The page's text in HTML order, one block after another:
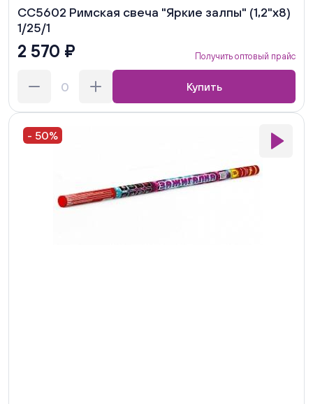
СС5602 Римская свеча "Яркие залпы" (1,2"х8)
1/25/1
2 570 ₽ Получить оптовый прайс
Купить
- 50%